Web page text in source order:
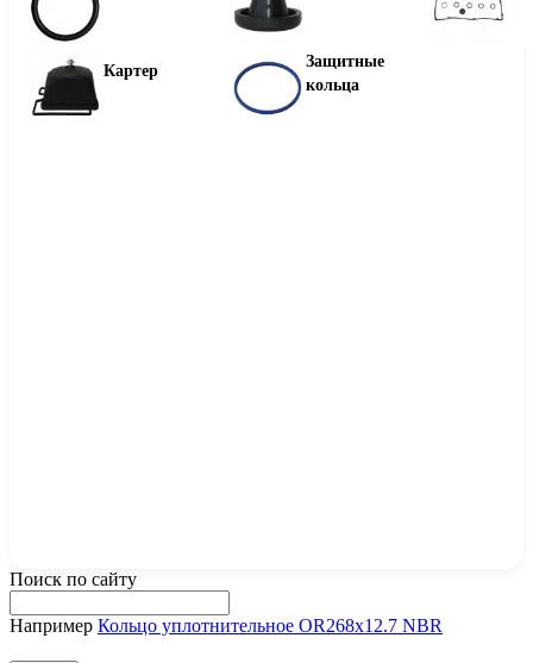
Картер
Защитные
кольца
Поиск по сайту
Например Кольцо уплотнительное OR268x12.7 NBR